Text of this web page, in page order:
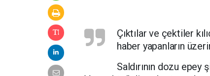
Çıktılar ve çektiler
haber yapanların
Saldırının dozu